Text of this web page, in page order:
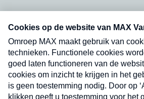
nieuwsbrief. Elke vrijdag- en
uw mailbox.